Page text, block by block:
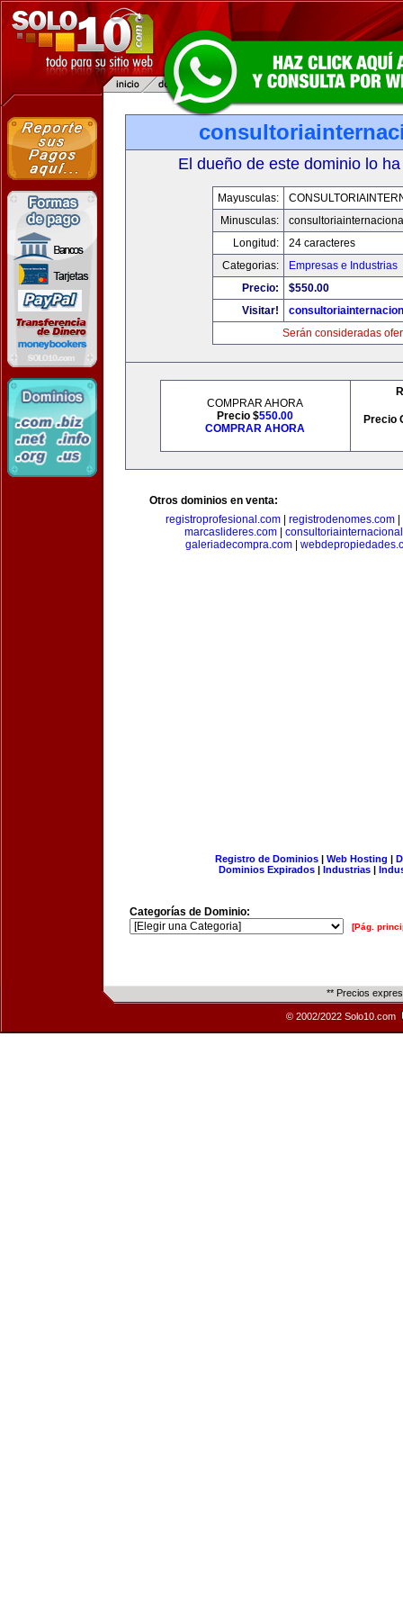
El dueño de este dominio lo
Mayusculas:
Minusculas:
Longitud:
24 caracteres
Categorias:
Empresas e Industrias
Precio:
$550.00
Visitar!
Serán consideradas
COMPRAR AHORA
Precio $550.00
COMPRAR AHORA
Precio
Otros dominios en venta:
registroprofesional.com| registrodenomes.com|
marcaslideres.com
galeriadecompra.com|
Registro de Dominios| Web Hosting |
Dominios Expirados | Industrias |
Categorías de Dominio:
[Pág.
** Precios
© 2002/2022 Solo10.com